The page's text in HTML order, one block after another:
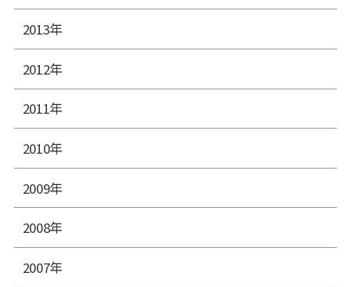
2013年
2012年
2011年
2010年
2009年
2008年
2007年